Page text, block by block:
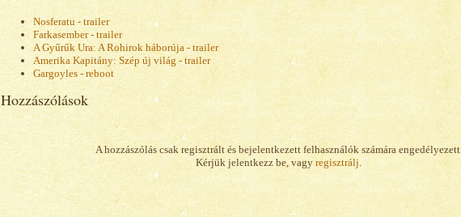
Nosferatu - trailer
Farkasember - trailer
A Gyűrűk Ura: A Rohirok háborúja - trailer
Amerika Kapitány: Szép új világ - trailer
Gargoyles - reboot
Hozzászólások
A hozzászólás csak regisztrált és bejelentkezett felhasználók számára engedélyezett.
Kérjük jelentkezz be, vagy regisztrálj